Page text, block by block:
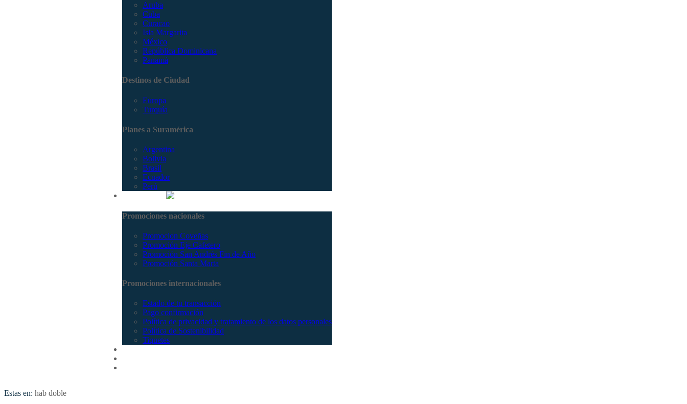
Aruba
Cuba
Curacao
Isla Margarita
México
República Dominicana
Panamá
Destinos de Ciudad
Europa
Turquía
Planes a Suramérica
Argentina
Bolivia
Brasil
Ecuador
Perú
Promociones nacionales
Promocion Coveñas
Promoción Eje Cafetero
Promoción San Andrés Fin de Año
Promoción Santa Marta
Promociones internacionales
Estado de tu transacción
Pago confirmación
Política de privacidad y tratamiento de los datos personales
Política de Sostenibilidad
Tiquetes
Estas en: hab doble